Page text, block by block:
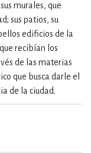
murales, que
sus patios, su
edificios de la
recibían los
de las materias
que busca darle el
de la ciudad.